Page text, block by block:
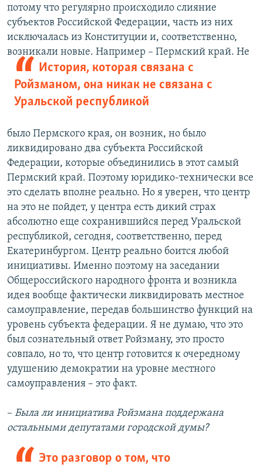
потому что регулярно происходило слияние
субъектов Российской Федерации, часть из них
исключалась из Конституции и, соответственно,
возникали новые. Например – Пермский
История, которая связана с
Ройзманом, она никак не связана с
Уральской республикой
край. Не
было Пермского края, он возник, но было
ликвидировано два субъекта Российской
Федерации, которые объединились в этот самый
Пермский край. Поэтому юридико-технически все
это сделать вполне реально. Но я уверен, что центр
на это не пойдет, у центра есть дикий страх
абсолютно еще сохранившийся перед Уральской
республикой, сегодня, соответственно, перед
Екатеринбургом. Центр реально боится любой
инициативы. Именно поэтому на заседании
Общероссийского народного фронта и возникла
идея вообще фактически ликвидировать местное
самоуправление, передав большинство функций на
уровень субъекта федерации. Я не думаю, что это
был сознательный ответ Ройзману, это просто
совпало, но то, что центр готовится к очередному
удушению демократии на уровне местного
самоуправления – это факт.
– Была ли инициатива Ройзмана поддержана
остальными депутатами городской думы?
Это разговор о том, что